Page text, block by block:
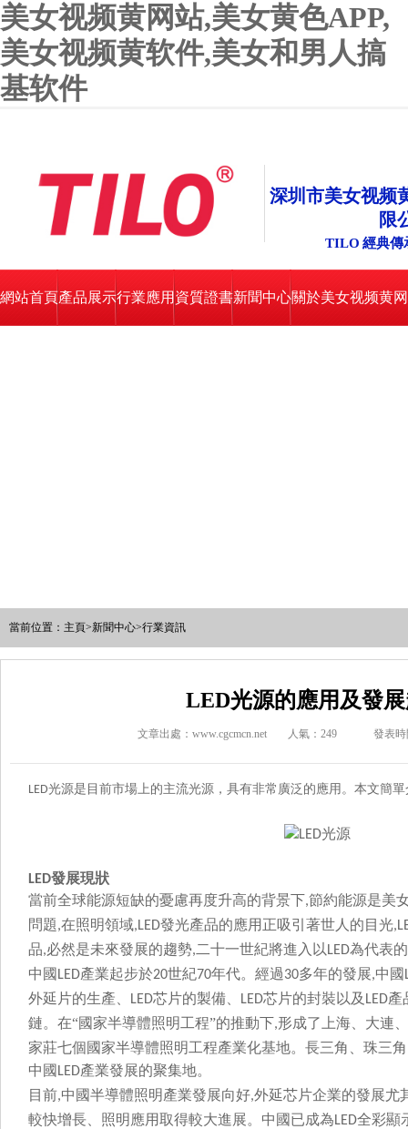
美女视频黄网站,美女黄色APP,
美女视频黄软件,美女和男人搞
基软件
深圳市美女视频
限
TILO 經典傳承
網站首頁產品展示行業應用 資質證書新聞中心關於美女视频黄
當前位置： 主頁>新聞中心>行業資訊
LED光源的應用及發
文章出處：www.cgcmcn.net 人氣： 249 發表時
LED光源是目前市場上的主流光源，具有非常廣泛的應用。本文簡
LED發展現狀
當前全球能源短缺的憂慮再度升高的背景下,節約能源是美
問題,在照明領域,LED發光產品的應用正吸引著世人的目光
品,必然是未來發展的趨勢,二十一世紀將進入以 LED為代表的
中國 LED產業起步於20世紀70年代。經過30多年的發展,中國
外延片的生產、 LED芯片的製備、 LED芯片的封裝以及 LED產
鏈。在“國家半導體照明工程”的推動下,形成了上海、大連
家莊七個國家半導體照明工程產業化基地。長三角、珠三
中國 LED產業發展的聚集地。
目前,中國半導體照明產業發展向好,外延芯片企業的發展尤
較快增長、照明應用取得較大進展。中國已成為LED全彩顯